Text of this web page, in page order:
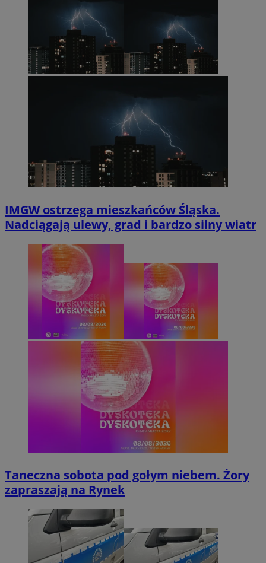
IMGW ostrzega mieszkańców Śląska.
Nadciągają ulewy, grad i bardzo silny wiatr
Taneczna sobota pod gołym niebem. Żory
zapraszają na Rynek